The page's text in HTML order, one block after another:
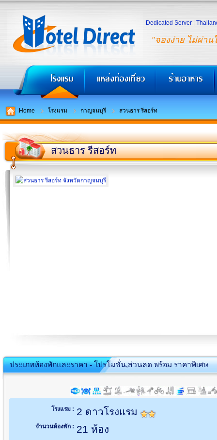
"จองง่าย ไม่ผ่าน
Dedicated Server
Home โรงแรม กาญจนบุรี สวนธาร รีสอร์ท
สวนธาร รีสอร์ท
ประเภทห้องพักและราคา - โปรโมชั่น,ส่วนลด พร้อม ราคาพิเศษ
โรงแรม : 2 ดาวโรงแรม
จำนวนห้องพัก : 21 ห้อง